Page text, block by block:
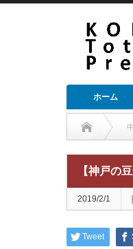
ホーム
【神戸の
2019/2/1
Tweet